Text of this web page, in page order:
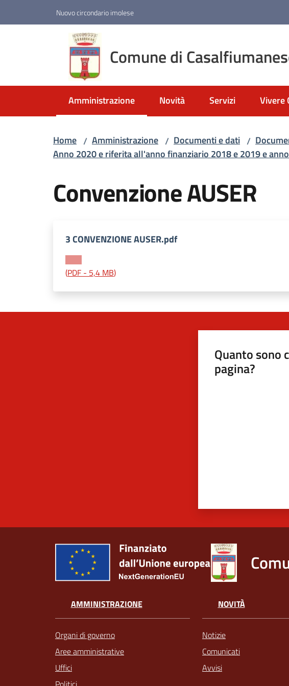
Nuovo circondario imolese
Comune di
Amministrazione
Menu selezionato Novità Servizi Vivere
Home / Amministrazione / Documenti e dati /
Anno 2020 e riferita all'anno finanziario 2018 e 2019 e
Convenzione AUSER
3 CONVENZIONE AUSER.pdf
(PDF - 5,4 MB)
Quanto sono
pagina?
AMMINISTRAZIONE
Organi di governo
Aree amministrative
Uffici
NOVITÀ
Notizie
Comunicati
Avvisi